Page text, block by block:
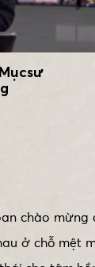
chào mừng
ở chỗ mệt